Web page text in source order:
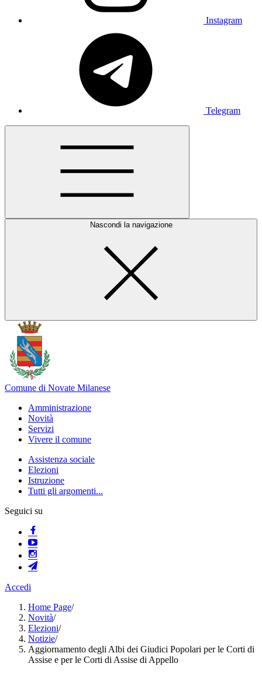
Instagram
Telegram
Nascondi la navigazione
Comune di Novate Milanese
Amministrazione
Novità
Servizi
Vivere il comune
Assistenza sociale
Elezioni
Istruzione
Tutti gli argomenti...
Seguici su
Accedi
Home Page/
Novità/
Elezioni/
Notizie/
Aggiornamento degli Albi dei Giudici Popolari per le Corti di
Assise e per le Corti di Assise di Appello